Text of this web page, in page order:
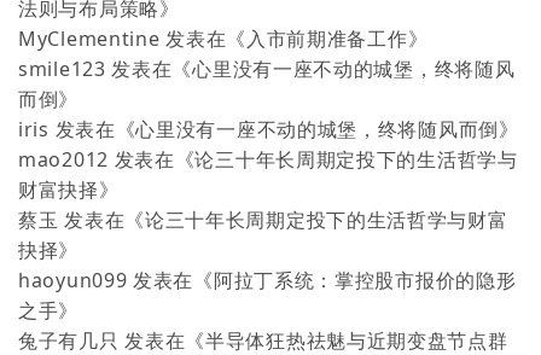
法则与布局策略》
MyClementine 发表在《入市前期准备工作》
smile123 发表在《心里没有一座不动的城堡，终将随风
而倒》
iris 发表在《心里没有一座不动的城堡，终将随风而倒》
mao2012 发表在《论三十年长周期定投下的生活哲学与
财富抉择》
蔡玉 发表在《论三十年长周期定投下的生活哲学与财富
抉择》
haoyun099 发表在《阿拉丁系统：掌控股市报价的隐形
之手》
兔子有几只 发表在《半导体狂热祛魅与近期变盘节点群